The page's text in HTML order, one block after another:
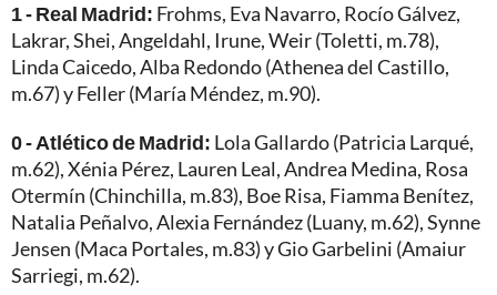
1 - Real Madrid: Frohms, Eva Navarro, Rocío Gálvez,
Lakrar, Shei, Angeldahl, Irune, Weir (Toletti, m.78),
Linda Caicedo, Alba Redondo (Athenea del Castillo,
m.67) y Feller (María Méndez, m.90).
0 - Atlético de Madrid: Lola Gallardo (Patricia Larqué,
m.62), Xénia Pérez, Lauren Leal, Andrea Medina, Rosa
Otermín (Chinchilla, m.83), Boe Risa, Fiamma Benítez,
Natalia Peñalvo, Alexia Fernández (Luany, m.62), Synne
Jensen (Maca Portales, m.83) y Gio Garbelini (Amaiur
Sarriegi, m.62).